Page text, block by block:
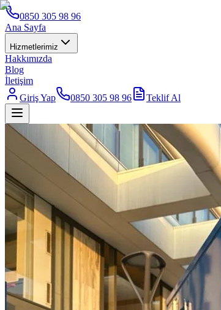
0850 305 98 96
Ana Sayfa
Hizmetlerimiz
Hakkımızda
Blog
İletişim
Giriş Yap
0850 305 98 96 Teklif Al